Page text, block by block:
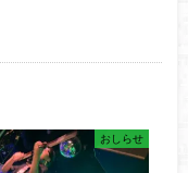
おしらせ